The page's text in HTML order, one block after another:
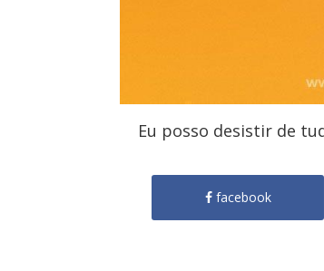
Eu posso desistir de
facebook